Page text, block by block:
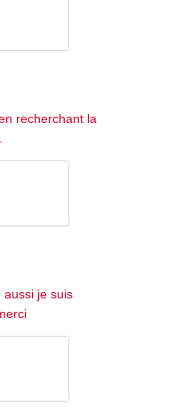
recherchant la
aussi je suis